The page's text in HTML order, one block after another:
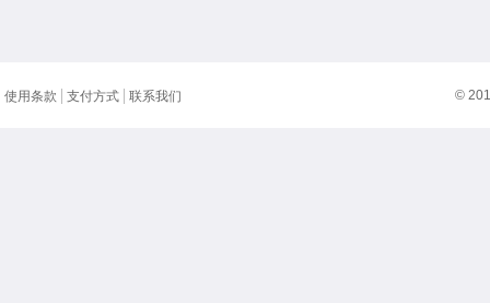
©
使用条款 支付方式 联系我们